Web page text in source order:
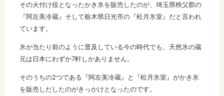
その火付け役となったかき氷を販売したのが、埼玉県秩父郡の
『阿左美冷蔵』そして栃木県日光市の『松月氷室』だと言われ
ています。
氷が当たり前のように普及している今の時代でも、天然氷の蔵
元は日本にわずか7軒しかありません。
そのうちの2つである『阿左美冷蔵』と『松月氷室』がかき氷
を販売しだしたのがきっかけとなったのです。